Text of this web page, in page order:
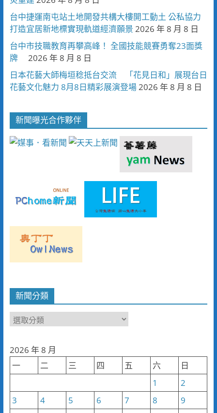
台中捷運南屯站土地開發共構大樓開工動土 公私協力
打造宜居新地標實現軌道經濟願景 2026 年 8 月 8 日
台中市技職教育再攀高峰！ 全國技能競賽勇奪23面獎
牌
2026 年 8 月 8 日
日本花藝大師梅垣稔抵台交流 「花見日和」展現台日
花藝文化魅力 8月8日精彩展演登場 2026 年 8 月 8 日
新聞曝光合作夥伴
新聞分類
新
類
2026 年 8 月
一
二 三 四 五 六
日
1
2
3
4 5 6 7 8
9